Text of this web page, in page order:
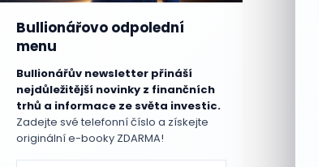
Bullionářovo odpolední
menu
Bullionářův newsletter přináší
nejdůležitější novinky z finančních
trhů a informace ze světa investic.
Zadejte své telefonní číslo a získejte
originální e-booky ZDARMA!